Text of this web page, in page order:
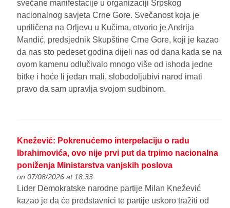
svečane manifestacije u organizaciji Srpskog
nacionalnog savjeta Crne Gore. Svečanost koja je
upriličena na Orljevu u Kučima, otvorio je Andrija
Mandić, predsjednik Skupštine Crne Gore, koji je kazao
da nas sto pedeset godina dijeli nas od dana kada se na
ovom kamenu odlučivalo mnogo više od ishoda jedne
bitke i hoće li jedan mali, slobodoljubivi narod imati
pravo da sam upravlja svojom sudbinom.
Knežević: Pokrenućemo interpelaciju o radu
Ibrahimovića, ovo nije prvi put da trpimo nacionalna
poniženja Ministarstva vanjskih poslova
on 07/08/2026 at 18:33
Lider Demokratske narodne partije Milan Knežević
kazao je da će predstavnici te partije uskoro tražiti od